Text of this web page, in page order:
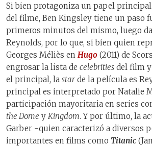
Si bien protagoniza un papel
del filme, Ben Kingsley tiene un paso
primeros minutos del mismo, luego
Reynolds, por lo que, si bien quien
Georges Méliès en Hugo (2011) de
engrosar la lista de celebrities del film
el principal, la star de la película es
principal es interpretado por Natalie
participación mayoritaria en series
the Dome y Kingdom. Y por último, la
Garber -quien caracterizó a diversos
importantes en films como Titanic